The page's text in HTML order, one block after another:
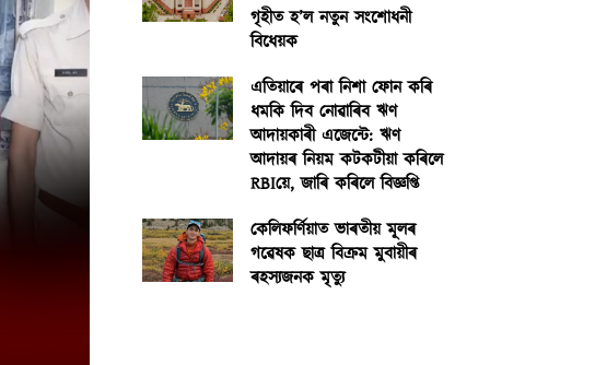
গৃহীত হ’ল নতুন সংশোধনী
বিধেয়ক
এতিয়াৰে পৰা নিশা ফোন কৰি
ধমকি দিব নোৱাৰিব ঋণ
আদায়কাৰী এজেন্টে: ঋণ
আদায়ৰ নিয়ম কটকটীয়া কৰিলে
RBIয়ে, জাৰি কৰিলে বিজ্ঞপ্তি
কেলিফৰ্ণিয়াত ভাৰতীয় মূলৰ
গৱেষক ছাত্ৰ বিক্ৰম মুবায়ীৰ
ৰহস্যজনক মৃত্যু